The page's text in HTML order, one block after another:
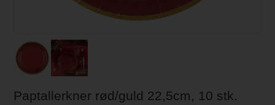
Paptallerkner rød/guld 22,5cm, 10 stk.